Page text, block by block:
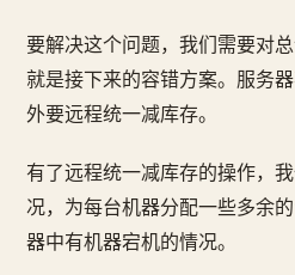
要解决这个问题，我们需要对
就是接下来的容错方案。服务
外要远程统一减库存。
有了远程统一减库存的操作，
况，为每台机器分配一些多余
器中有机器宕机的情况。